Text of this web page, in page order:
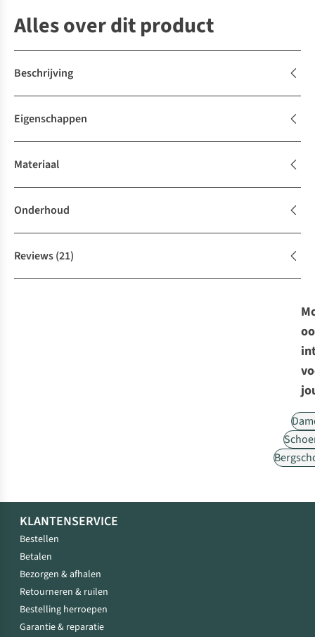
Alles over dit product
Beschrijving
Eigenschappen
Materiaal
Onderhoud
Reviews(21)
KLANTENSERVICE
Bestellen
Betalen
Bezorgen & afhalen
Retourneren & ruilen
Bestelling herroepen
Garantie & reparatie